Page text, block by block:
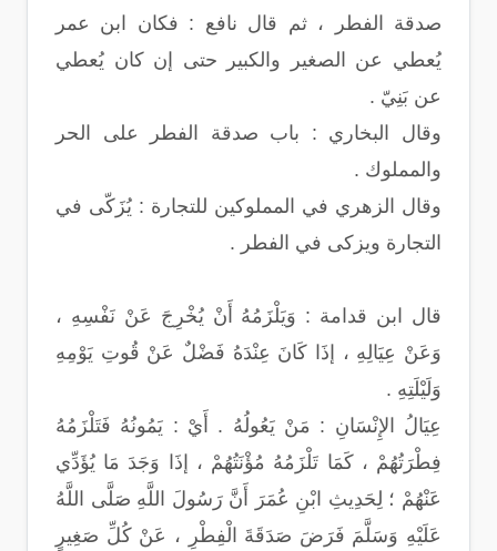
صدقة الفطر ، ثم قال نافع : فكان ابن عمر
يُعطي عن الصغير والكبير حتى إن كان يُعطي
عن بَنِيّ .
وقال البخاري : باب صدقة الفطر على الحر
والمملوك .
وقال الزهري في المملوكين للتجارة : يُزَكّى في
التجارة ويزكى في الفطر .
قال ابن قدامة : وَيَلْزَمُهُ أَنْ يُخْرِجَ عَنْ نَفْسِهِ ،
وَعَنْ عِيَالِهِ ، إذَا كَانَ عِنْدَهُ فَضْلٌ عَنْ قُوتِ يَوْمِهِ
وَلَيْلَتِهِ .
عِيَالُ الإِنْسَانِ : مَنْ يَعُولُهُ . أَيْ : يَمُونُهُ فَتَلْزَمُهُ
فِطْرَتُهُمْ ، كَمَا تَلْزَمُهُ مُؤْنَتُهُمْ ، إذَا وَجَدَ مَا يُؤَدِّي
عَنْهُمْ ؛ لِحَدِيثِ ابْنِ عُمَرَ أَنَّ رَسُولَ اللَّهِ صَلَّى اللَّهُ
عَلَيْهِ وَسَلَّمَ فَرَضَ صَدَقَةَ الْفِطْرِ ، عَنْ كُلِّ صَغِيرٍ